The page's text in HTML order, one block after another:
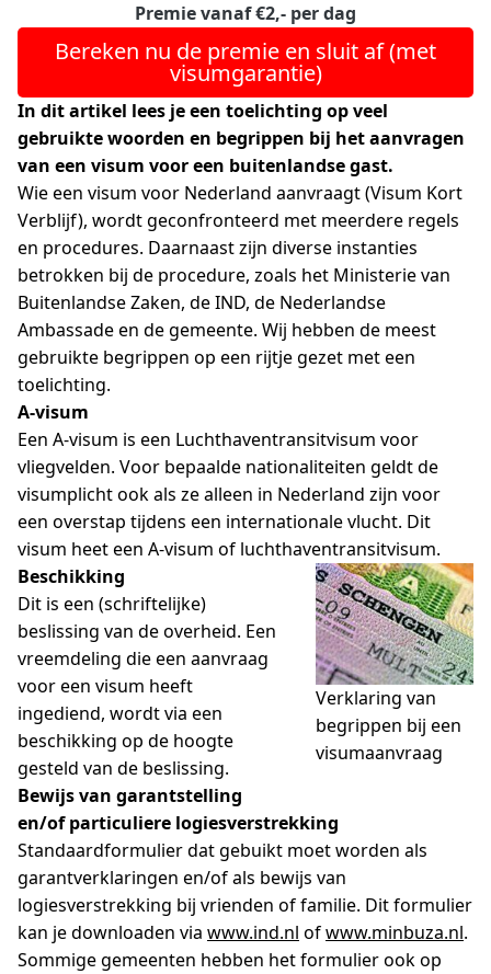
Premie vanaf €2,- per dag
Bereken nu de premie en sluit af (met
visumgarantie)
In dit artikel lees je een toelichting op veel
gebruikte woorden en begrippen bij het aanvragen
van een visum voor een buitenlandse gast.
Wie een visum voor Nederland aanvraagt (Visum Kort
Verblijf), wordt geconfronteerd met meerdere regels
en procedures. Daarnaast zijn diverse instanties
betrokken bij de procedure, zoals het Ministerie van
Buitenlandse Zaken, de IND, de Nederlandse
Ambassade en de gemeente. Wij hebben de meest
gebruikte begrippen op een rijtje gezet met een
toelichting.
A-visum
Een A-visum is een Luchthaventransitvisum voor
vliegvelden. Voor bepaalde nationaliteiten geldt de
visumplicht ook als ze alleen in Nederland zijn voor
een overstap tijdens een internationale vlucht. Dit
visum heet een A-visum of luchthaventransitvisum.
Verklaring van
begrippen bij een
visumaanvraag
Beschikking
Dit is een (schriftelijke)
beslissing van de overheid. Een
vreemdeling die een aanvraag
voor een visum heeft
ingediend, wordt via een
beschikking op de hoogte
gesteld van de beslissing.
Bewijs van garantstelling
en/of particuliere logiesverstrekking
Standaardformulier dat gebuikt moet worden als
garantverklaringen en/of als bewijs van
logiesverstrekking bij vrienden of familie. Dit formulier
kan je downloaden via www.ind.nl ofwww.minbuza.nl.
Sommige gemeenten hebben het formulier ook op